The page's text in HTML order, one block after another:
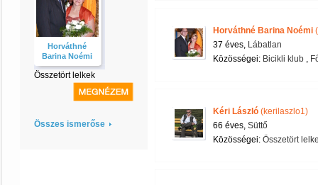
Horváthné
Barina Noémi
Összetört lelkek
Összes ismerőse
Horváthné Barina Noémi
37 éves, Lábatlan
Közösségei: Bicikli klub ,
Kéri László (kerilaszlo1)
66 éves, Süttő
Közösségei: Összetört